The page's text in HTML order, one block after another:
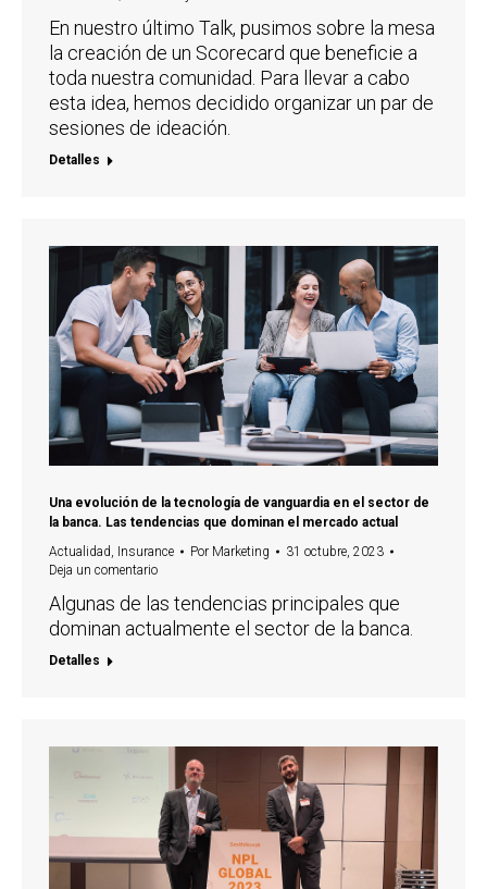
En nuestro último Talk, pusimos sobre la mesa
la creación de un Scorecard que beneficie a
toda nuestra comunidad. Para llevar a cabo
esta idea, hemos decidido organizar un par de
sesiones de ideación.
Detalles
Una evolución de la tecnología de vanguardia en el sector de
la banca. Las tendencias que dominan el mercado actual
Actualidad Insurance Por Marketing
31 octubre, 2023
Deja un comentario
Algunas de las tendencias principales que
dominan actualmente el sector de la banca.
Detalles